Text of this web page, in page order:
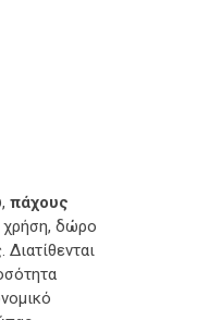
πάχους
χρήση, δώρο